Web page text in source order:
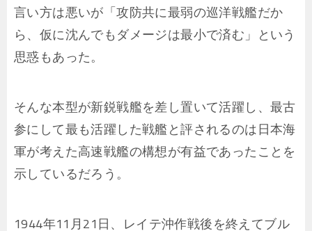
言い方は悪いが「攻防共に最弱の巡洋戦艦だか
ら、仮に沈んでもダメージは最小で済む」という
思惑もあった。
そんな本型が新鋭戦艦を差し置いて活躍し、最古
参にして最も活躍した戦艦と評されるのは日本海
軍が考えた高速戦艦の構想が有益であったことを
示しているだろう。
1944年11月21日、レイテ沖作戦後を終えてブル